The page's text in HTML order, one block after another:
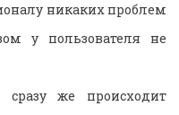
никаких проблем
у пользователя не
же происходит